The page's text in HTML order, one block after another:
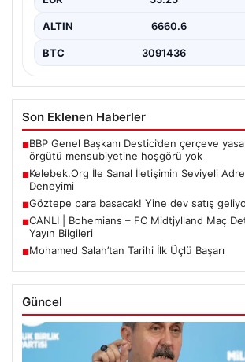
ALTIN 6660.6
BTC 3091436
Son Eklenen Haberler
■BBP Genel Başkanı Destici’den çerçeve
örgütü mensubiyetine hoşgörü yok
■Kelebek.Org İle Sanal İletişimin Seviyeli
Deneyimi
■Göztepe para basacak! Yine dev satış
■CANLI | Bohemians – FC Midtjylland Maç
Yayın Bilgileri
■Mohamed Salah’tan Tarihi İlk Üçlü Başarı
Güncel